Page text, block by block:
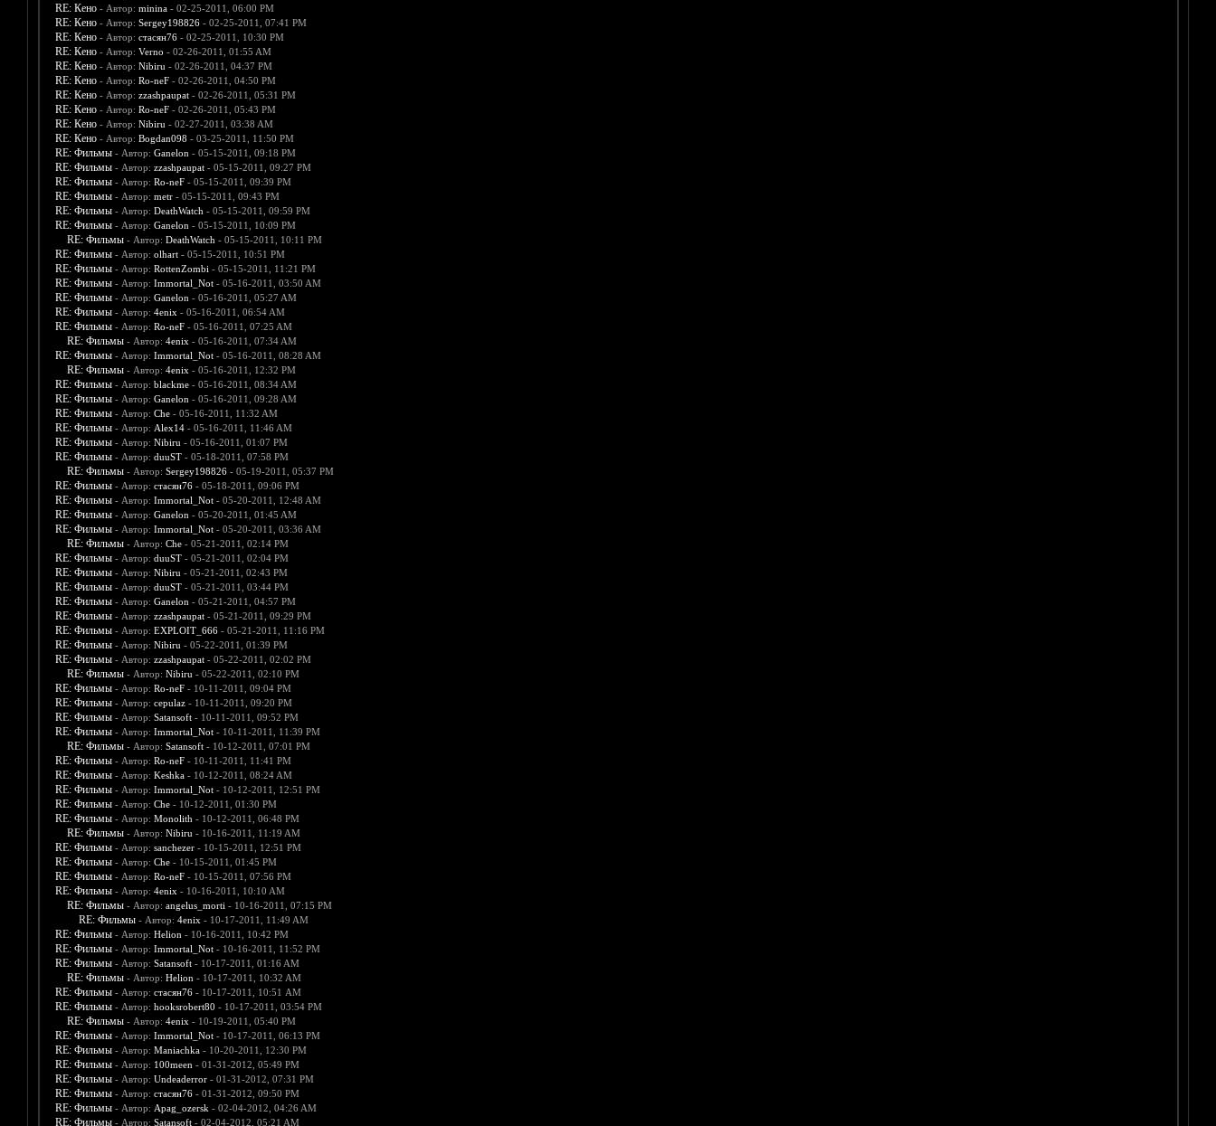
RE: Кено - Автор: minina- 02-25-2011, 06:00 PM
RE: Кено - Автор: Sergey198826- 02-25-2011, 07:41 PM
RE: Кено - Автор: стасян76- 02-25-2011, 10:30 PM
RE: Кено - Автор: Verno - 02-26-2011, 01:55 AM
RE: Кено - Автор: Nibiru - 02-26-2011, 04:37 PM
RE: Кено - Автор: Ro-neF- 02-26-2011, 04:50 PM
RE: Кено - Автор: zzashpaupat- 02-26-2011, 05:31 PM
RE: Кено - Автор: Ro-neF- 02-26-2011, 05:43 PM
RE: Кено - Автор: Nibiru - 02-27-2011, 03:38 AM
RE: Кено - Автор: Bogdan098 - 03-25-2011, 11:50 PM
RE: Фильмы - Автор: Ganelon - 05-15-2011, 09:18 PM
RE: Фильмы - Автор: zzashpaupat- 05-15-2011, 09:27 PM
RE: Фильмы - Автор: Ro-neF- 05-15-2011, 09:39 PM
RE: Фильмы - Автор: metr- 05-15-2011, 09:43 PM
RE: Фильмы - Автор: DeathWatch - 05-15-2011, 09:59 PM
RE: Фильмы - Автор: Ganelon - 05-15-2011, 10:09 PM
RE: Фильмы - Автор: DeathWatch - 05-15-2011, 10:11 PM
RE: Фильмы - Автор: olhart- 05-15-2011, 10:51 PM
RE: Фильмы - Автор: RottenZombi - 05-15-2011, 11:21 PM
RE: Фильмы - Автор: Immortal_Not- 05-16-2011, 03:50 AM
RE: Фильмы - Автор: Ganelon - 05-16-2011, 05:27 AM
RE: Фильмы - Автор: 4enix - 05-16-2011, 06:54 AM
RE: Фильмы - Автор: Ro-neF- 05-16-2011, 07:25 AM
RE: Фильмы - Автор: 4enix - 05-16-2011, 07:34 AM
RE: Фильмы - Автор: Immortal_Not- 05-16-2011, 08:28 AM
RE: Фильмы - Автор: 4enix - 05-16-2011, 12:32 PM
RE: Фильмы - Автор: blackme- 05-16-2011, 08:34 AM
RE: Фильмы - Автор: Ganelon - 05-16-2011, 09:28 AM
RE: Фильмы - Автор: Che- 05-16-2011, 11:32 AM
RE: Фильмы - Автор: Alex14- 05-16-2011, 11:46 AM
RE: Фильмы - Автор: Nibiru - 05-16-2011, 01:07 PM
RE: Фильмы - Автор: duuST- 05-18-2011, 07:58 PM
RE: Фильмы - Автор: Sergey198826- 05-19-2011, 05:37 PM
RE: Фильмы - Автор: стасян76- 05-18-2011, 09:06 PM
RE: Фильмы - Автор: Immortal_Not- 05-20-2011, 12:48 AM
RE: Фильмы - Автор: Ganelon - 05-20-2011, 01:45 AM
RE: Фильмы - Автор: Immortal_Not- 05-20-2011, 03:36 AM
RE: Фильмы - Автор: Che- 05-21-2011, 02:14 PM
RE: Фильмы - Автор: duuST- 05-21-2011, 02:04 PM
RE: Фильмы - Автор: Nibiru - 05-21-2011, 02:43 PM
RE: Фильмы - Автор: duuST- 05-21-2011, 03:44 PM
RE: Фильмы - Автор: Ganelon - 05-21-2011, 04:57 PM
RE: Фильмы - Автор: zzashpaupat- 05-21-2011, 09:29 PM
RE: Фильмы - Автор: EXPLOIT_666- 05-21-2011, 11:16 PM
RE: Фильмы - Автор: Nibiru - 05-22-2011, 01:39 PM
RE: Фильмы - Автор: zzashpaupat- 05-22-2011, 02:02 PM
RE: Фильмы - Автор: Nibiru - 05-22-2011, 02:10 PM
RE: Фильмы - Автор: Ro-neF- 10-11-2011, 09:04 PM
RE: Фильмы - Автор: cepulaz- 10-11-2011, 09:20 PM
RE: Фильмы - Автор: Satansoft- 10-11-2011, 09:52 PM
RE: Фильмы - Автор: Immortal_Not- 10-11-2011, 11:39 PM
RE: Фильмы - Автор: Satansoft- 10-12-2011, 07:01 PM
RE: Фильмы - Автор: Ro-neF- 10-11-2011, 11:41 PM
RE: Фильмы - Автор: Keshka- 10-12-2011, 08:24 AM
RE: Фильмы - Автор: Immortal_Not- 10-12-2011, 12:51 PM
RE: Фильмы - Автор: Che- 10-12-2011, 01:30 PM
RE: Фильмы - Автор: Monolith - 10-12-2011, 06:48 PM
RE: Фильмы - Автор: Nibiru - 10-16-2011, 11:19 AM
RE: Фильмы - Автор: sanchezer- 10-15-2011, 12:51 PM
RE: Фильмы - Автор: Che- 10-15-2011, 01:45 PM
RE: Фильмы - Автор: Ro-neF- 10-15-2011, 07:56 PM
RE: Фильмы - Автор: 4enix - 10-16-2011, 10:10 AM
RE: Фильмы - Автор: angelus_morti - 10-16-2011, 07:15 PM
RE: Фильмы - Автор: 4enix - 10-17-2011, 11:49 AM
RE: Фильмы - Автор: Helion - 10-16-2011, 10:42 PM
RE: Фильмы - Автор: Immortal_Not- 10-16-2011, 11:52 PM
RE: Фильмы - Автор: Satansoft- 10-17-2011, 01:16 AM
RE: Фильмы - Автор: Helion - 10-17-2011, 10:32 AM
RE: Фильмы - Автор: стасян76- 10-17-2011, 10:51 AM
RE: Фильмы - Автор: hooksrobert80 - 10-17-2011, 03:54 PM
RE: Фильмы - Автор: 4enix - 10-19-2011, 05:40 PM
RE: Фильмы - Автор: Immortal_Not- 10-17-2011, 06:13 PM
RE: Фильмы - Автор: Maniachka- 10-20-2011, 12:30 PM
RE: Фильмы - Автор: 100meen - 01-31-2012, 05:49 PM
RE: Фильмы - Автор: Undeaderror- 01-31-2012, 07:31 PM
RE: Фильмы - Автор: стасян76- 01-31-2012, 09:50 PM
RE: Фильмы - Автор: Apag_ozersk - 02-04-2012, 04:26 AM
RE: Фильмы - Автор: Satansoft- 02-04-2012, 05:21 AM